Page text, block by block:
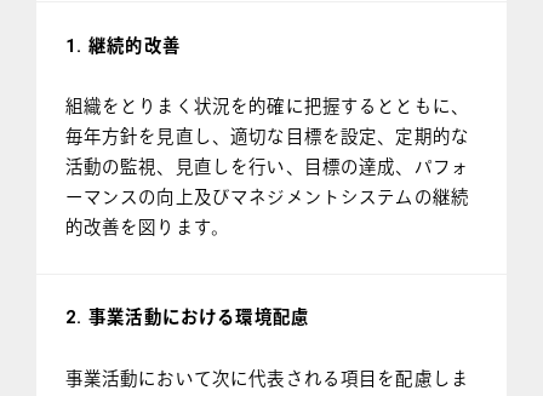
1. 継続的改善
組織をとりまく状況を的確に把握するとともに、
毎年方針を見直し、適切な目標を設定、定期的な
活動の監視、見直しを行い、目標の達成、パフォ
ーマンスの向上及びマネジメントシステムの継続
的改善を図ります。
2. 事業活動における環境配慮
事業活動において次に代表される項目を配慮しま